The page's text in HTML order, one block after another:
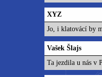
XYZ
Jo, i klatovácí by
Vašek Šlajs
Ta jezdila u nás v